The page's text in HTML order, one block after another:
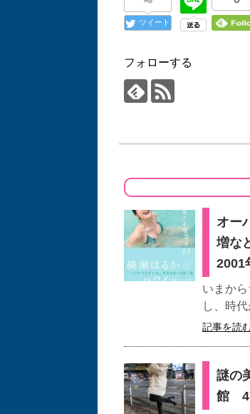
ツイート
フォローする
オー
増な
2001
いまか
し、時
記事を読
謎の
館